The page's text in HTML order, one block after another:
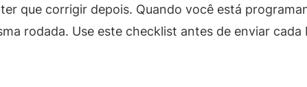
que corrigir depois. Quando você está
rodada. Use este checklist antes de enviar